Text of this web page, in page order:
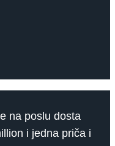
na poslu dosta
i jedna priča i